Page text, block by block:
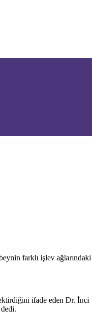
farklı işlev ağlarındaki
ifade eden Dr. İnci